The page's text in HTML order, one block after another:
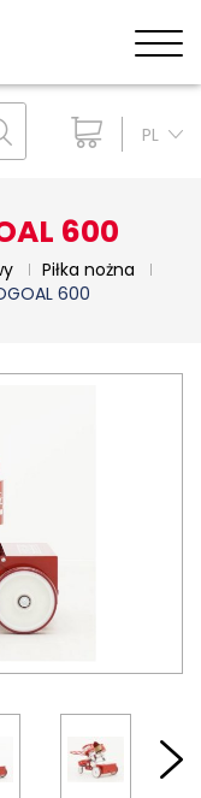
PL
600
Piłka nożna
600